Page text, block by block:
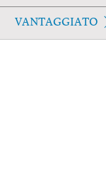
VANTAGGIATO